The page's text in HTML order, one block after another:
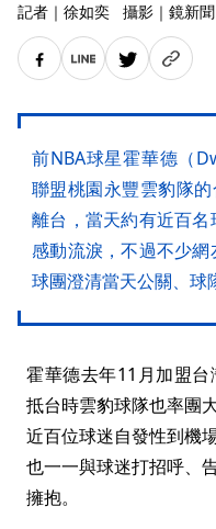
記者 ｜ 徐如奕 攝影 ｜ 鏡新聞
前NBA球星霍華德（
聯盟桃園永豐雲豹隊
離台，當天約有近百
感動流淚，不過不少網
球團澄清當天公關、球
霍華德去年11月加盟
抵台時雲豹球隊也率團
近百位球迷自發性到機
也一一與球迷打招呼、
擁抱。